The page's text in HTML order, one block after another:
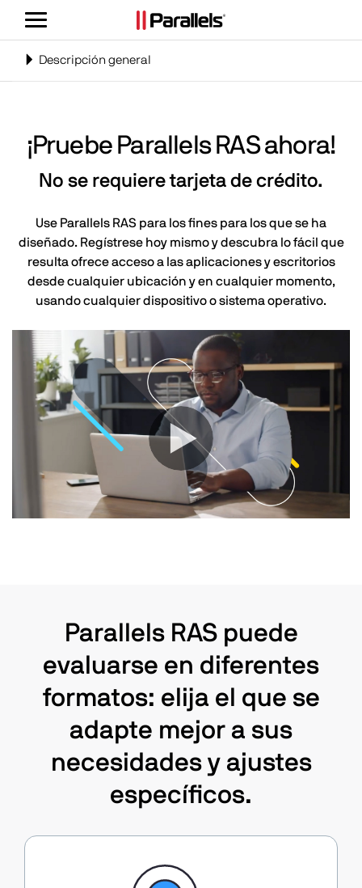
Alternar
Cambiar
Descripción general
¡Pruebe Parallels RAS ahora!
No se requiere tarjeta de crédito.
Use Parallels RAS para los fines para los que se ha
diseñado. Regístrese hoy mismo y descubra lo fácil que
resulta ofrece acceso a las aplicaciones y escritorios
desde cualquier ubicación y en cualquier momento,
usando cualquier dispositivo o sistema operativo.
Parallels RAS puede
evaluarse en diferentes
formatos: elija el que se
adapte mejor a sus
necesidades y ajustes
específicos.